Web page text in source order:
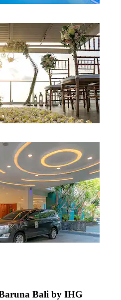
Bali by IHG